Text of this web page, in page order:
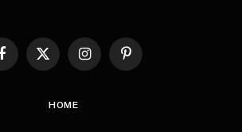
Facebook
X
InstagramPinterest
HOME